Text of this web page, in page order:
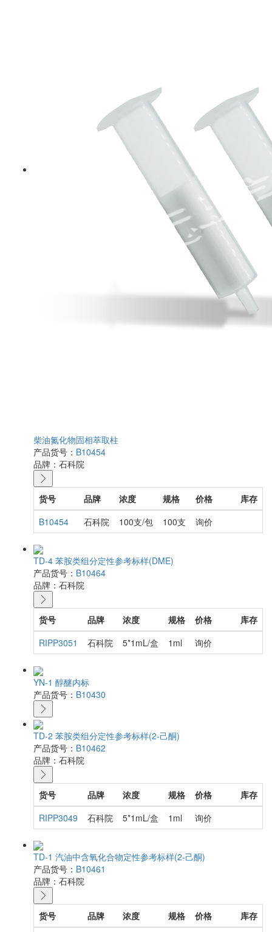
柴油氮化物固相萃取柱
产品货号： B10454
品牌： 石科院
货号 品牌 浓度 规格 价格
库存
B10454
石科院 100支/包 100支 询价
TD-4 苯胺类组分定性参考标样(DME)
产品货号： B10464
品牌： 石科院
货号 品牌 浓度 规格 价格
库存
RIPP3051
石科院 5*1mL/盒 1ml 询价
YN-1 醇醚内标
产品货号： B10430
TD-2 苯胺类组分定性参考标样(2-己酮)
产品货号： B10462
品牌： 石科院
货号 品牌 浓度 规格 价格
库存
RIPP3049
石科院 5*1mL/盒 1ml 询价
TD-1 汽油中含氧化合物定性参考标样(2-己酮)
产品货号： B10461
品牌： 石科院
货号 品牌 浓度 规格 价格
库存